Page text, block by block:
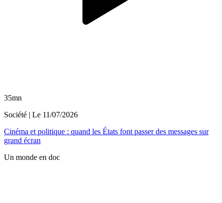
35mn
Société | Le 11/07/2026
Cinéma et politique : quand les États font passer des messages sur
grand écran
Un monde en doc